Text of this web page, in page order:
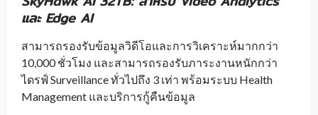
และ Edge AI
สามารถรองรับข้อมูลวิดีโอและการวิเคราะห์มากกว่า
10,000 ชั่วโมง และสามารถรองรับภาระงานหนักกว่า
ไดรฟ์ Surveillance ทั่วไปถึง 3 เท่า พร้อมระบบ Health
Management และบริการกู้คืนข้อมูล